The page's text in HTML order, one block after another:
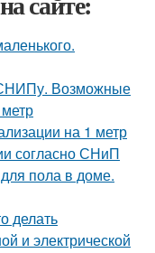
СНИПу. Возможные
на 1 метр
согласно СНиП
пола в доме.
делать
и электрической